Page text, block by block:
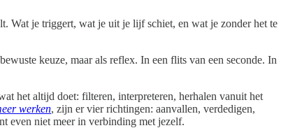
Wat je triggert, wat je uit je lijf schiet, en wat je zonder het te
keuze, maar als reflex. In een flits van een seconde. In
het altijd doet: filteren, interpreteren, herhalen vanuit het
werken, zijn er vier richtingen: aanvallen, verdedigen,
even niet meer in verbinding met jezelf.